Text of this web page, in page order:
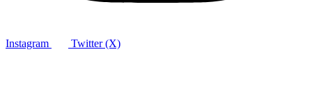
Instagram Twitter (X)